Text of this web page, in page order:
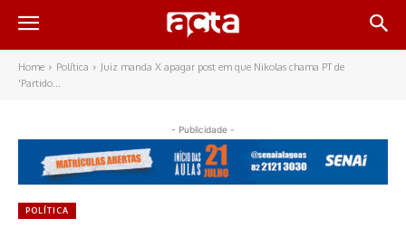
Home Política
Juiz manda X apagar post em que Nikolas chama PT de
'Partido...
- Publicidade -
POLÍTICA